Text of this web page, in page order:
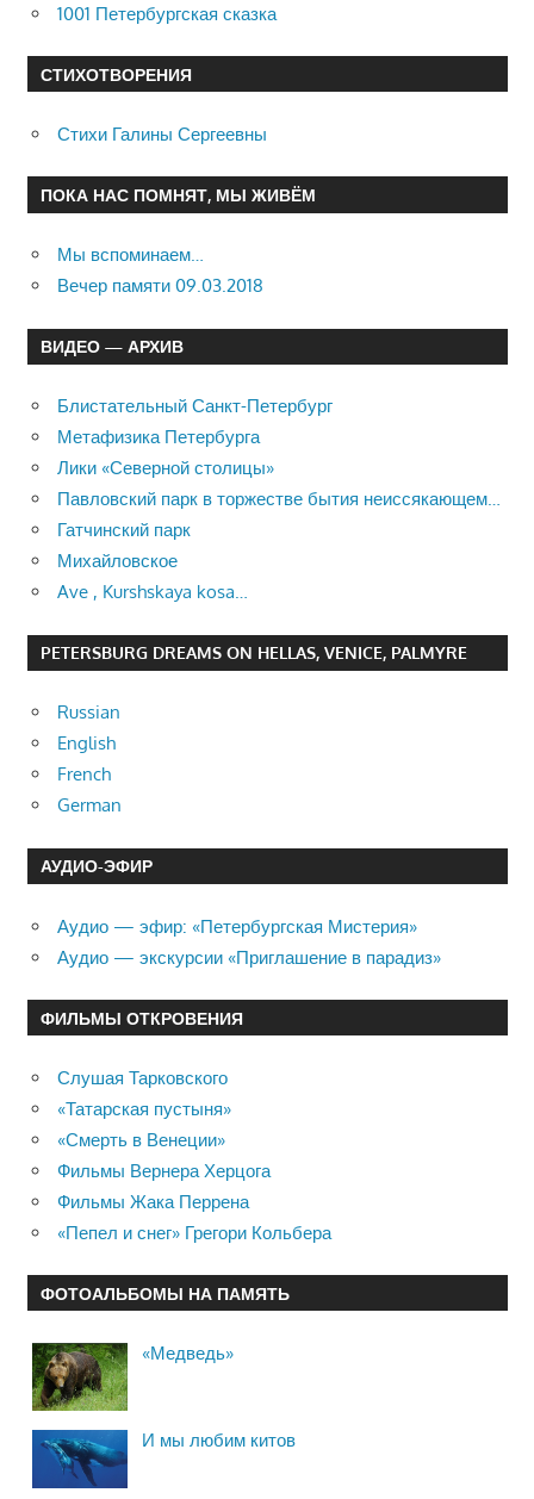
1001 Петербургская сказка
СТИХОТВОРЕНИЯ
Стихи Галины Сергеевны
ПОКА НАС ПОМНЯТ, МЫ ЖИВЁМ
Мы вспоминаем…
Вечер памяти 09.03.2018
ВИДЕО — АРХИВ
Блистательный Санкт-Петербург
Метафизика Петербурга
Лики «Северной столицы»
Павловский парк в торжестве бытия неиссякающем…
Гатчинский парк
Михайловское
Ave , Kurshskaya kosa…
PETERSBURG DREAMS ON HELLAS, VENICE, PALMYRE
Russian
English
French
German
АУДИО-ЭФИР
Аудио — эфир: «Петербургская Мистерия»
Аудио — экскурсии «Приглашение в парадиз»
ФИЛЬМЫ ОТКРОВЕНИЯ
Слушая Тарковского
«Татарская пустыня»
«Смерть в Венеции»
Фильмы Вернера Херцога
Фильмы Жака Перрена
«Пепел и снег» Грегори Кольбера
ФОТОАЛЬБОМЫ НА ПАМЯТЬ
«Медведь»
И мы любим китов